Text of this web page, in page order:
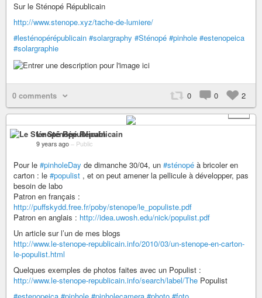
Sur le Sténopé Républicain
http://www.stenope.xyz/tache-de-lumiere/
#lesténopérépublicain #solargraphy #Sténopé #pinhole #estenopeica
#solargraphie
0 comments 0 0
2
+ 1
Le Sténopé Républicain
9 years ago – Public
Pour le #pinholeDay de dimanche 30/04, un #sténopé à bricoler en
carton : le #populist , et on peut amener la pellicule à développer, pas
besoin de labo
Patron en français :
http://puffskydd.free.fr/poby/stenope/le_populiste.pdf
Patron en anglais : http://idea.uwosh.edu/nick/populist.pdf
Un article sur l’un de mes blogs
http://www.le-stenope-republicain.info/2010/03/un-stenope-en-carton-
le-populist.html
Quelques exemples de photos faites avec un Populist :
http://www.le-stenope-republicain.info/search/label/The Populist